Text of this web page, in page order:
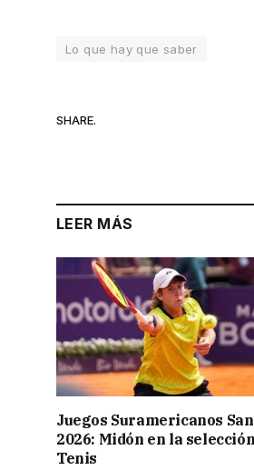
Lo que hay que saber
SHARE.
LEER MÁS
Juegos Suramericanos
2026: Midón en la
Tenis